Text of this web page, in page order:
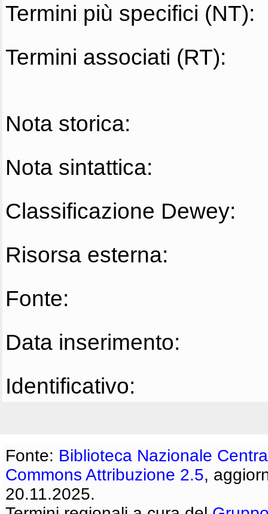
Termini più specifici (NT):
Termini associati (RT):
Nota storica:
Nota sintattica:
Classificazione Dewey:
Risorsa esterna:
Fonte:
Data inserimento:
Identificativo:
Fonte: Biblioteca Nazionale
Commons Attribuzione 2.5,
20.11.2025.